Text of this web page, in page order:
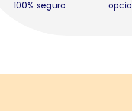
100% seguro